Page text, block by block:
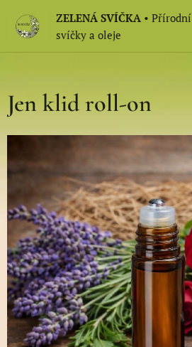
ZELENÁ SVÍČKA • Přírodní
svíčky a oleje
Jen klid roll-on